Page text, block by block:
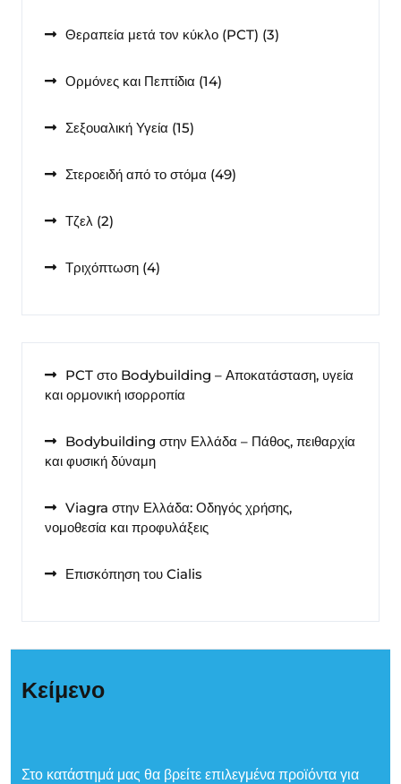
Θεραπεία μετά τον κύκλο (PCT) 33
Ορμόνες και Πεπτίδια 1414
Σεξουαλική Υγεία 1515
Στεροειδή από το στόμα 4949
Τζελ 22
Τριχόπτωση 44
PCT στο Bodybuilding – Αποκατάσταση, υγεία
και ορμονική ισορροπία
Bodybuilding στην Ελλάδα – Πάθος, πειθαρχία
και φυσική δύναμη
Viagra στην Ελλάδα: Οδηγός χρήσης,
νομοθεσία και προφυλάξεις
Επισκόπηση του Cialis
Κείμενο
Στο κατάστημά μας θα βρείτε επιλεγμένα προϊόντα για